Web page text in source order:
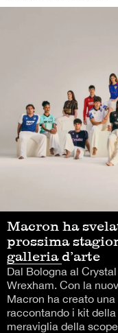
Macron ha
prossima
galleria d’arte
Dal Bologna al
Wrexham. Con la
Macron ha creato
raccontando i kit
meraviglia della